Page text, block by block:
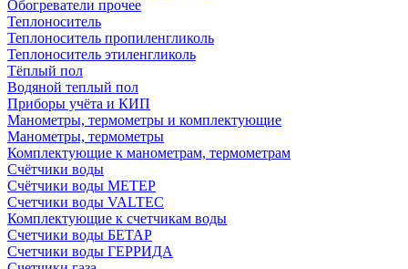
Обогреватели прочее
Теплоноситель
Теплоноситель пропиленгликоль
Теплоноситель этиленгликоль
Тёплый пол
Водяной теплый пол
Приборы учёта и КИП
Манометры, термометры и комплектующие
Манометры, термометры
Комплектующие к манометрам, термометрам
Счётчики воды
Счётчики воды МЕТЕР
Счетчики воды VALTEC
Комплектующие к счетчикам воды
Счетчики воды БЕТАР
Счетчики воды ГЕРРИДА